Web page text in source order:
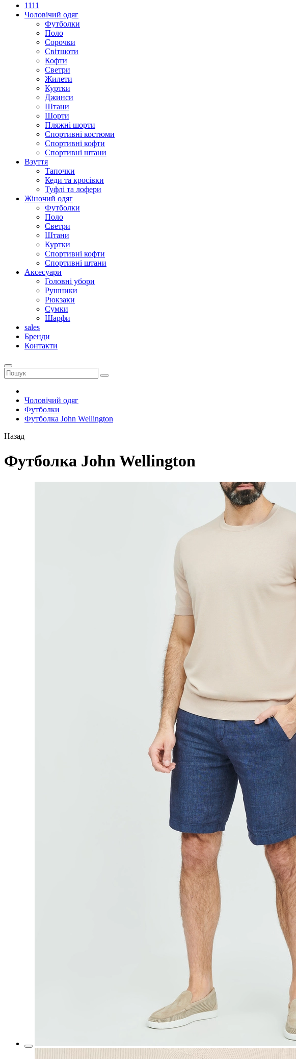
1111
Чоловічий одяг
Футболки
Поло
Сорочки
Світшоти
Кофти
Светри
Жилети
Куртки
Джинси
Штани
Шорти
Пляжні шорти
Спортивні костюми
Спортивні кофти
Спортивні штани
Взуття
Тапочки
Кеди та кросівки
Туфлі та лофери
Жіночий одяг
Футболки
Поло
Светри
Штани
Куртки
Cпортивні кофти
Спортивні штани
Аксесуари
Головні убори
Рушники
Рюкзаки
Сумки
Шарфи
sales
Бренди
Контакти
Чоловічий одяг
Футболки
Футболка John Wellington
Назад
Футболка John Wellington